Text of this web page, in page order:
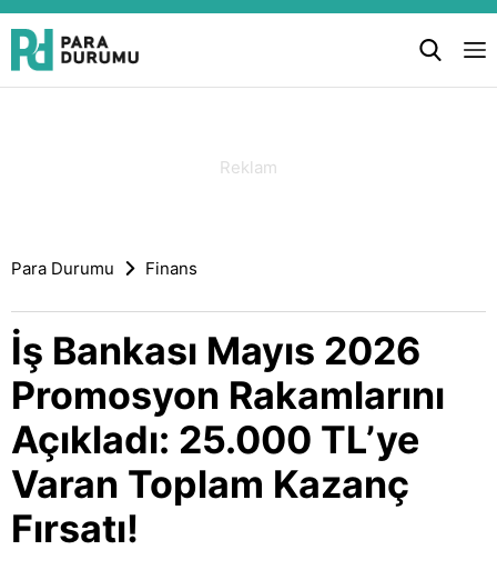
Para Durumu Finans
İş Bankası Mayıs 2026
Promosyon Rakamlarını
Açıkladı: 25.000 TL’ye
Varan Toplam Kazanç
Fırsatı!